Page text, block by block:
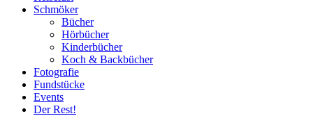
Schmöker
Bücher
Hörbücher
Kinderbücher
Koch & Backbücher
Fotografie
Fundstücke
Events
Der Rest!